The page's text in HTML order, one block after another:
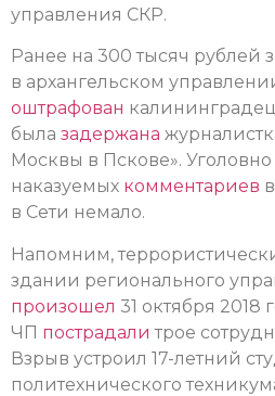
управления СКР.
Ранее на 300 тысяч рублей
в архангельском
оштрафован
была задержана
Москвы в Пскове». Уголовно
наказуемых комментариев
в Сети немало.
Напомним,
здании регионального
произошел 31 октября 2018
ЧП пострадали трое
Взрыв устроил 17-летний
политехнического